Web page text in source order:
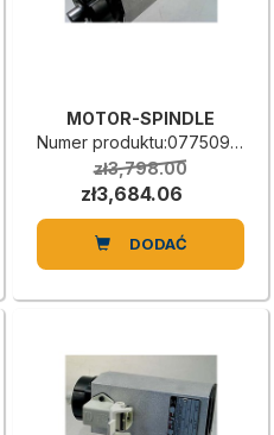
MOTOR-SPINDLE
Numer produktu:0775090022A
zł3,798.00
zł3,684.06
DODAĆ